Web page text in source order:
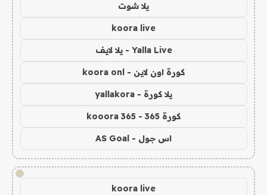
يلا شوت
koora live
Yalla Live - يلا لايف
كورة اون لاين - koora onl
يلا كورة - yallakora
كورة 365 - kooora 365
اس جول - AS Goal
!
koora live